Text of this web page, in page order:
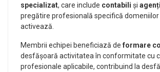
specializat, care include contabili și
pregătire profesională specifică domeniilor
activează.
Membrii echipei beneficiază de formare
desfășoară activitatea în conformitate cu
profesionale aplicabile, contribuind la